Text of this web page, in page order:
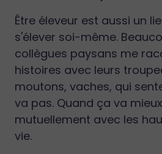
Être éleveur est aussi un
s'élever soi-même.
collègues paysans me
histoires avec leurs
moutons, vaches, qui
va pas. Quand ça va
mutuellement avec les
vie.